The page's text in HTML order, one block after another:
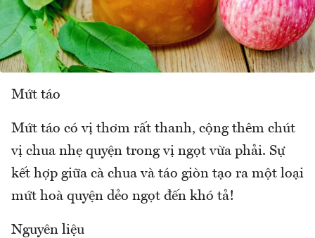
Mứt táo
Mứt táo có vị thơm rất thanh, cộng thêm chút
vị chua nhẹ quyện trong vị ngọt vừa phải. Sự
kết hợp giữa cà chua và táo giòn tạo ra một loại
mứt hoà quyện dẻo ngọt đến khó tả!
Nguyên liệu